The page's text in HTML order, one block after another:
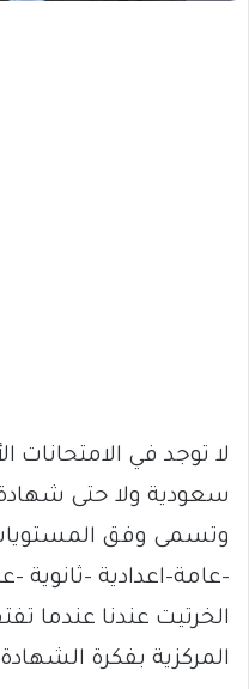
لا توجد في الامتحانات
سعودية ولا حتى شهادة
وتسمى وفق المستويات
-عامة-اعدادية -ثانوية
الخرتيت عندنا عندما
المركزية بفكرة